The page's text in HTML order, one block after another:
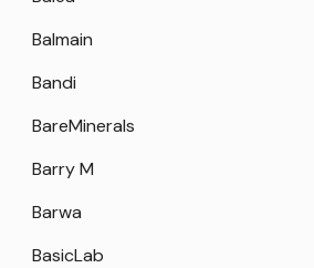
Balmain
Bandi
BareMinerals
Barry M
Barwa
BasicLab